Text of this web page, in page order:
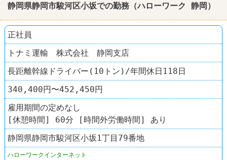
静岡県静岡市駿河区小坂での勤務（ハローワーク 静岡 ）
正社員
トナミ運輸 株式会社 静岡支店
長距離幹線ドライバー(10トン)/年間休日118日
340,400円〜452,450円
雇用期間の定めなし
[休憩時間] 60分 [時間外労働時間] あり
静岡県静岡市駿河区小坂1丁目79番地
ハローワークインターネット